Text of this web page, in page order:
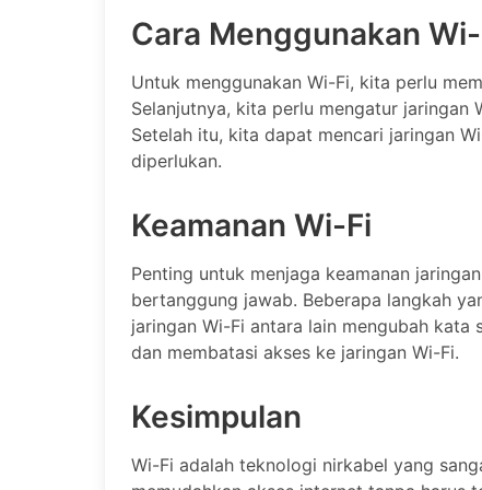
Cara Menggunakan
Untuk menggunakan Wi-Fi, kita perlu
Selanjutnya, kita perlu mengatur
Setelah itu, kita dapat mencari jaringan
diperlukan.
Keamanan Wi-Fi
Penting untuk menjaga keamanan
bertanggung jawab. Beberapa langkah
jaringan Wi-Fi antara lain mengubah kata
dan membatasi akses ke jaringan Wi-Fi.
Kesimpulan
Wi-Fi adalah teknologi nirkabel yang